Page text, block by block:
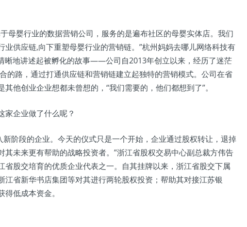
母婴行业的数据营销公司，服务的是遍布社区的母婴实体店。我们
业供应链,向下重塑母婴行业的营销链。”杭州妈妈去哪儿网络科技有
晰地讲述起被孵化的故事——公司自2013年创立以来，经历了迷茫
的路，通过打通供应链和营销链建立起独特的营销模式。公司在省
他创业企业想都未曾想的，“我们需要的，他们都想到了”。
家企业做了什么呢？
新阶段的企业。今天的仪式只是一个开始，企业通过股权转让，退掉
其未来更有帮助的战略投资者。”浙江省股权交易中心副总裁方伟告
省股交培育的优质企业代表之一。自其挂牌以来，浙江省股交下属
江省新华书店集团等对其进行两轮股权投资；帮助其对接江苏银
低成本资金。